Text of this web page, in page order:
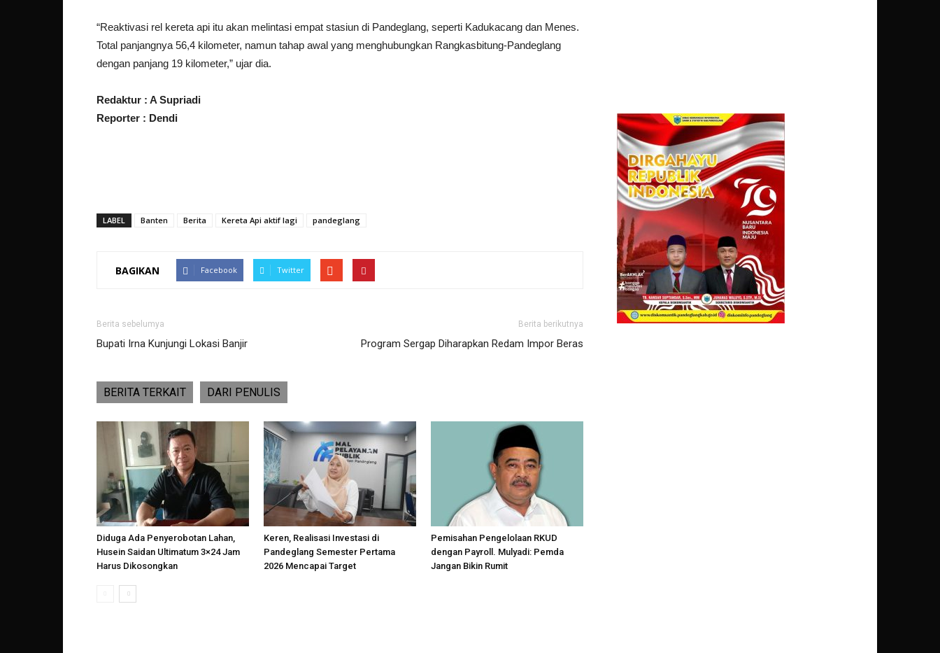
“Reaktivasi rel kereta api itu akan melintasi empat stasiun di Pandeglang, seperti Kadukacang dan Menes.
Total panjangnya 56,4 kilometer, namun tahap awal yang menghubungkan Rangkasbitung-Pandeglang
dengan panjang 19 kilometer,” ujar dia.
Redaktur : A Supriadi
Reporter : Dendi
LABEL Banten Berita Kereta Api aktif lagi pandeglang
BAGIKAN Facebook Twitter
Berita sebelumya
Bupati Irna Kunjungi Lokasi Banjir
Berita berikutnya
Program Sergap Diharapkan Redam Impor Beras
BERITA TERKAIT DARI PENULIS
Diduga Ada Penyerobotan Lahan,
Husein Saidan Ultimatum 3×24 Jam
Harus Dikosongkan
Keren, Realisasi Investasi di
Pandeglang Semester Pertama
2026 Mencapai Target
Pemisahan Pengelolaan RKUD
dengan Payroll. Mulyadi: Pemda
Jangan Bikin Rumit